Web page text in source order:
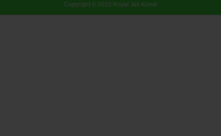
Copyright © 2015 Royal Jati Klasik